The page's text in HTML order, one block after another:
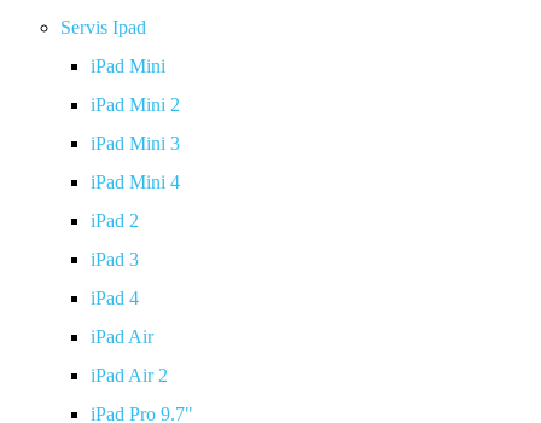
Servis Ipad
iPad Mini
iPad Mini 2
iPad Mini 3
iPad Mini 4
iPad 2
iPad 3
iPad 4
iPad Air
iPad Air 2
iPad Pro 9.7"